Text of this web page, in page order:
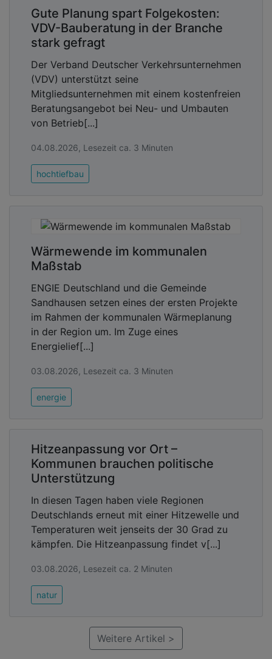
Gute Planung spart Folgekosten:
VDV-Bauberatung in der Branche
stark gefragt
Der Verband Deutscher Verkehrsunternehmen
(VDV) unterstützt seine
Mitgliedsunternehmen mit einem kostenfreien
Beratungsangebot bei Neu- und Umbauten
von Betrieb[...]
04.08.2026, Lesezeit ca. 3 Minuten
hochtiefbau
Wärmewende im kommunalen
Maßstab
ENGIE Deutschland und die Gemeinde
Sandhausen setzen eines der ersten Projekte
im Rahmen der kommunalen Wärmeplanung
in der Region um. Im Zuge eines
Energielief[...]
03.08.2026, Lesezeit ca. 3 Minuten
energie
Hitzeanpassung vor Ort –
Kommunen brauchen politische
Unterstützung
In diesen Tagen haben viele Regionen
Deutschlands erneut mit einer Hitzewelle und
Temperaturen weit jenseits der 30 Grad zu
kämpfen. Die Hitzeanpassung findet v[...]
03.08.2026, Lesezeit ca. 2 Minuten
natur
Weitere Artikel >